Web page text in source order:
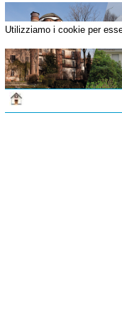
Utilizziamo i cookie per